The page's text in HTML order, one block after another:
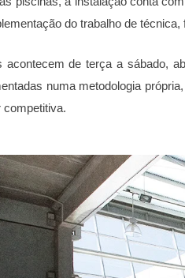
do trabalho de
acontecem de terça a sábado,
numa metodologia
competitiva.